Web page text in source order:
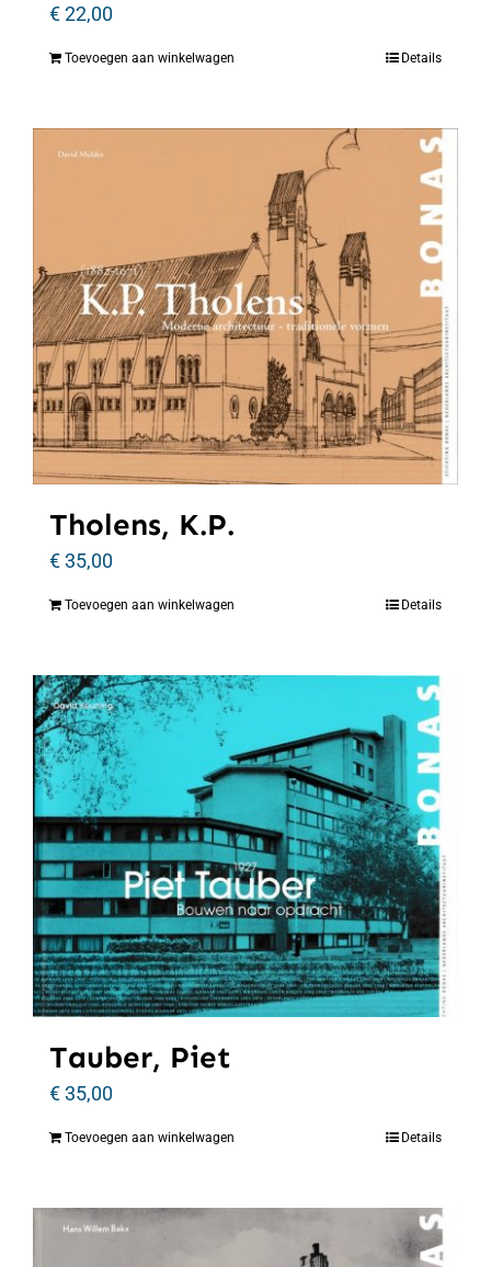
€22,00
Toevoegen aan winkelwagen Details
Tholens, K.P.
€35,00
Toevoegen aan winkelwagen Details
Tauber, Piet
€35,00
Toevoegen aan winkelwagen Details